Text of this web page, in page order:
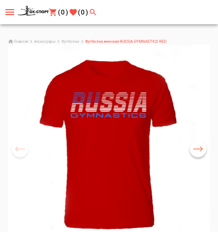
(0) (0)
Главная Аксессуары Футболки Футболка женская RUSSIA GYMNASTICS RED